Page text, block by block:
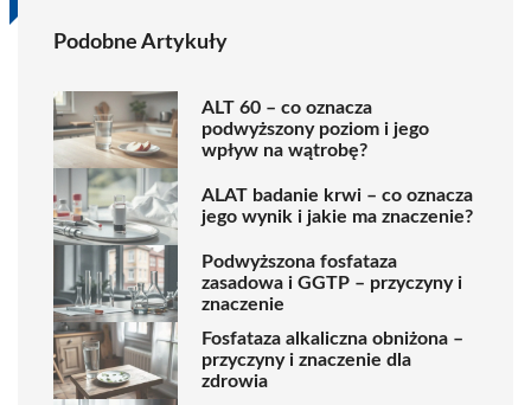
Podobne Artykuły
ALT 60 – co oznacza
podwyższony poziom i jego
wpływ na wątrobę?
ALAT badanie krwi – co oznacza
jego wynik i jakie ma znaczenie?
Podwyższona fosfataza
zasadowa i GGTP – przyczyny i
znaczenie
Fosfataza alkaliczna obniżona –
przyczyny i znaczenie dla
zdrowia